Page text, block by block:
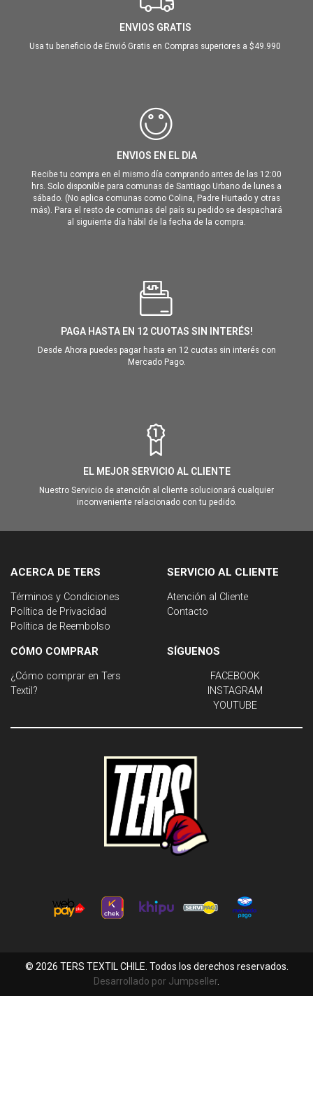
ENVIOS GRATIS
Usa tu beneficio de Envió Gratis en Compras superiores a $49.990
ENVIOS EN EL DIA
Recibe tu compra en el mismo día comprando antes de las 12:00
hrs. Solo disponible para comunas de Santiago Urbano de lunes a
sábado. (No aplica comunas como Colina, Padre Hurtado y otras
más). Para el resto de comunas del país su pedido se despachará
al siguiente día hábil de la fecha de la compra.
PAGA HASTA EN 12 CUOTAS SIN INTERÉS!
Desde Ahora puedes pagar hasta en 12 cuotas sin interés con
Mercado Pago.
EL MEJOR SERVICIO AL CLIENTE
Nuestro Servicio de atención al cliente solucionará cualquier
inconveniente relacionado con tu pedido.
ACERCA DE TERS
Términos y Condiciones
Política de Privacidad
Política de Reembolso
SERVICIO AL CLIENTE
Atención al Cliente
Contacto
CÓMO COMPRAR
¿Cómo comprar en Ters
Textil?
SÍGUENOS
FACEBOOK
INSTAGRAM
YOUTUBE
© 2026 TERS TEXTIL CHILE. Todos los derechos reservados.
Desarrollado por Jumpseller.